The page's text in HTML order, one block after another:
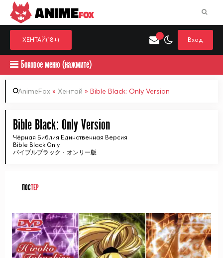
Выберите одну категорию для поиска
ANIMEFOX
ХЕНТАЙ(18+) Вход
Боковое меню (нажмите)
AnimeFox » Хентай » Bible Black: Only Version
Bible Black: Only Version
Чёрная Библия Единственная Версия
Bible Black Only
バイブルブラック・オンリー版
ПОСТЕР